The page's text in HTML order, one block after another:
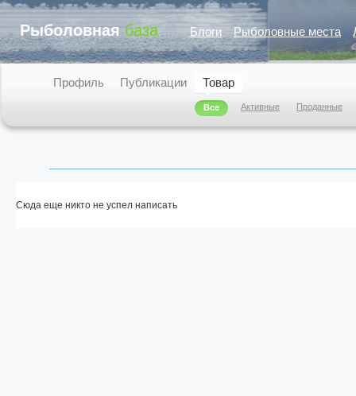
Рыболовная база Блоги Рыболовные места
Профиль Публикации Товар
Все Активные Проданные
Сюда еще никто не успел написать